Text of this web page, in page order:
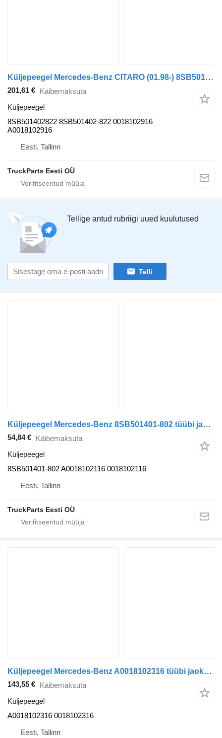
Küljepeegel Mercedes-Benz CITARO (01.98-) 8SB501402822 tüübi jaoks bussi Mercedes-Benz Bus II (1996-)
201,61 € Käibemaksuta
Küljepeegel
8SB501402822 8SB501402-822 0018102916
A0018102916
Eesti, Tallinn
TruckParts Eesti OÜ
Tellige antud rubriigi uued kuulutused
Telli
Küljepeegel Mercedes-Benz 8SB501401-802 tüübi jaoks bussi Mercedes-Benz CITARO (01.98-)
54,84 € Käibemaksuta
Küljepeegel
8SB501401-802 A0018102116 0018102116
Eesti, Tallinn
TruckParts Eesti OÜ
Küljepeegel Mercedes-Benz A0018102316 tüübi jaoks bussi Mercedes-Benz CITARO (01.98-)
143,55 € Käibemaksuta
Küljepeegel
A0018102316 0018102316
Eesti, Tallinn